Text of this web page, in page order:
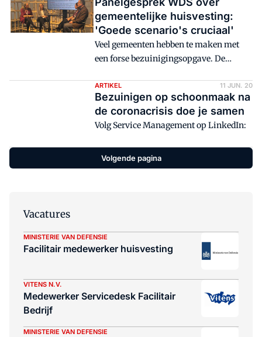
gemeentelijke huisvesting:
'Goede scenario's cruciaal'
Veel gemeenten hebben te maken met
een forse bezuinigingsopgave. De
druk te staan. Drie adviseurs bij
gemeenten vertellen over hun
ervaringen op de Workspace Design
Show in Amsterdam. Facto was erbij en
ARTIKEL 11 JUN. 20
Bezuinigen op schoonmaak na
de coronacrisis doe je samen
Volg Service Management op LinkedIn:
Volgende pagina
Vacatures
MINISTERIE VAN DEFENSIE
Facilitair medewerker huisvesting
VITENS N.V.
Medewerker Servicedesk Facilitair
Bedrijf
MINISTERIE VAN DEFENSIE